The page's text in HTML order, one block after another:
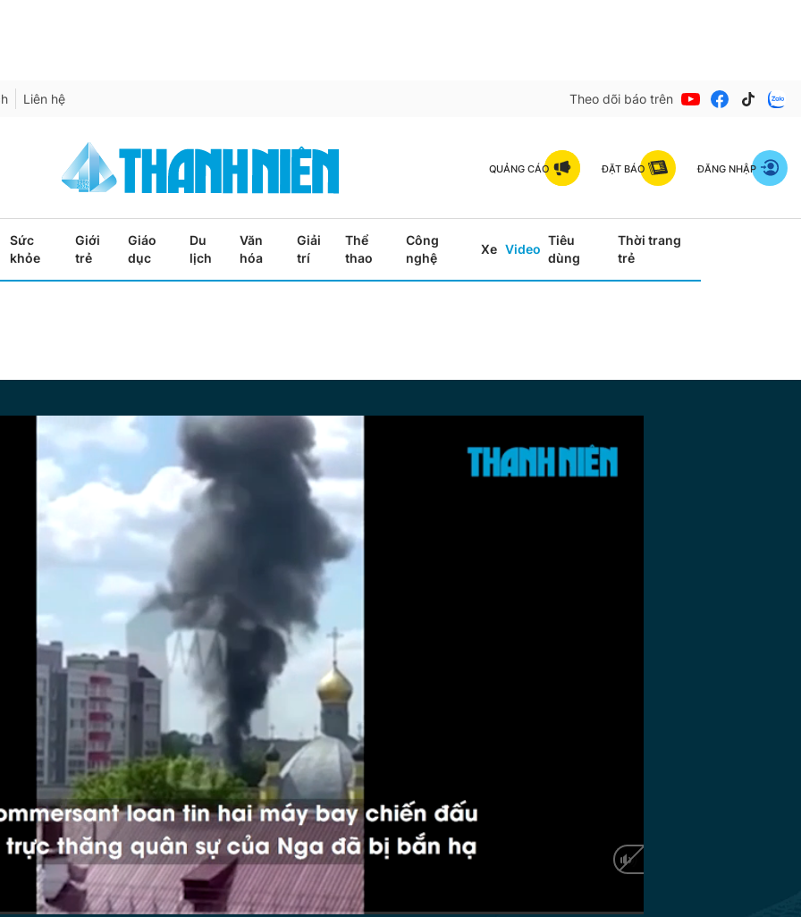
Liên hệ Theo dõi báo trên
QUẢNG CÁO ĐẶT BÁO ĐĂNG NHẬP
Sức
khỏe
Giới
trẻ
Giáo
dục
Du
lịch
Văn
hóa
Giải
trí
Thể
thao
Công
nghệ
Xe Video
Tiêu
dùng
Thời trang
trẻ